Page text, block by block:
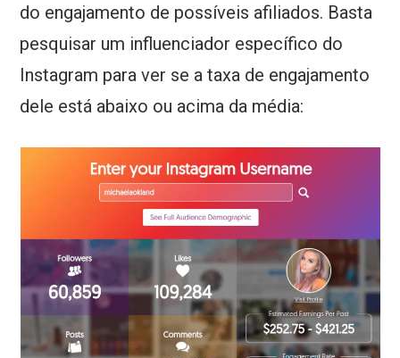
do engajamento de possíveis afiliados. Basta
pesquisar um influenciador específico do
Instagram para ver se a taxa de engajamento
dele está abaixo ou acima da média: